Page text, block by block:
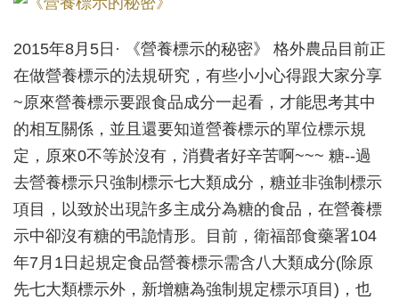
2015年8月5日· 《營養標示的秘密》 格外農品目前正
在做營養標示的法規研究，有些小小心得跟大家分享
~原來營養標示要跟食品成分一起看，才能思考其中
的相互關係，並且還要知道營養標示的單位標示規
定，原來0不等於沒有，消費者好辛苦啊~~~ 糖--過
去營養標示只強制標示七大類成分，糖並非強制標示
項目，以致於出現許多主成分為糖的食品，在營養標
示中卻沒有糖的弔詭情形。目前，衛福部食藥署104
年7月1日起規定食品營養標示需含八大類成分(除原
先七大類標示外，新增糖為強制規定標示項目)，也